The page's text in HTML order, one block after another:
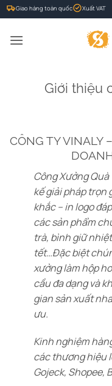
Bỏ
qua
nội
Giao hàng toàn quốc Xuất VAT
Giới thiệu
CÔNG TY VINALY
Công Xưởng
kế giải pháp trọn
khắc – in logo
các sản phẩm
trà, bình giữ
tết…Đặc biệt
xưởng làm hộp
cầu đa dạng và
gian sản xuất
ưu.
Kinh nghiệm
các thương hiệu
Gojeck, Shopee,